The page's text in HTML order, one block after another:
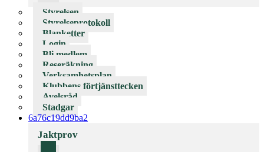
Styrelsen
Styrelseprotokoll
Blanketter
Login
Bli medlem
Reseräkning
Verksamhetsplan
Klubbens förtjänsttecken
Avelsråd
Stadgar
6a76c19dd9ba2
Jaktprov